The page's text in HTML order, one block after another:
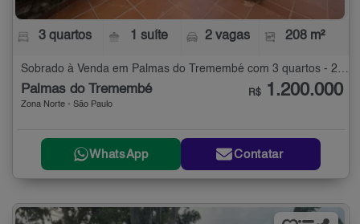
3 quartos 1 suíte 2 vagas 208 m²
Sobrado à Venda em Palmas do Tremembé com 3 quartos - 208 m²
Palmas do Tremembé
Zona Norte - São Paulo
R$ 1.200.000
WhatsApp Contatar